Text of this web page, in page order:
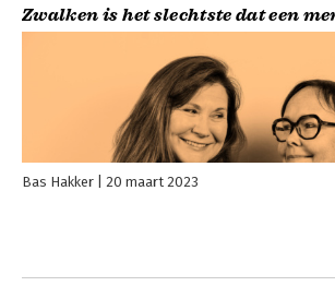
Zwalken is het slechtste dat een
Bas Hakker 20 maart 2023